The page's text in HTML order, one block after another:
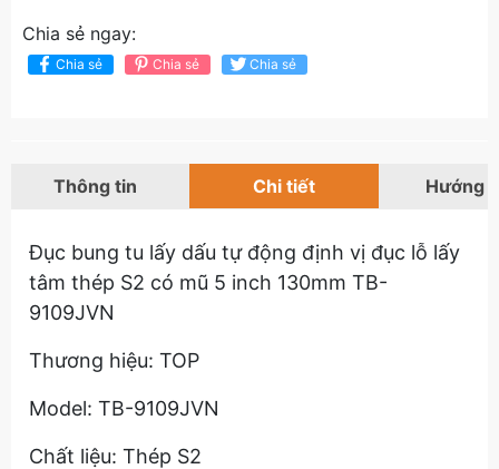
Chia sẻ ngay:
Chia sẻ Chia sẻ Chia sẻ
Thông tin Chi tiết Hướng
Đục bung tu lấy dấu tự động định vị đục lỗ lấy
tâm thép S2 có mũ 5 inch 130mm TB-
9109JVN
Thương hiệu: TOP
Model: TB-9109JVN
Chất liệu: Thép S2